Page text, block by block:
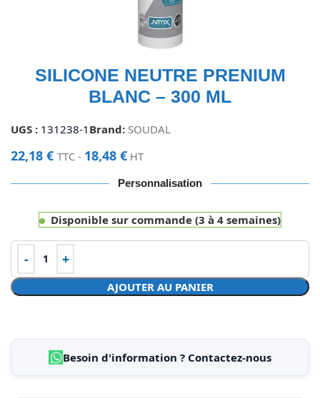
SILICONE NEUTRE PRENIUM
BLANC – 300 ML
UGS : 131238-1 Brand: SOUDAL
22,18 € TTC - 18,48 € HT
Personnalisation
Disponible sur commande (3 à 4 semaines)
AJOUTER AU PANIER
Besoin d'information ? Contactez-nous